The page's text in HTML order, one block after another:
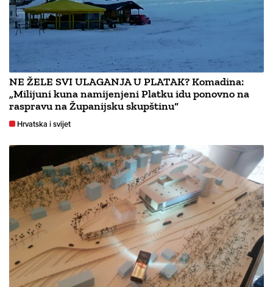
NE ŽELE SVI ULAGANJA U PLATAK? Komadina:
„Milijuni kuna namijenjeni Platku idu ponovno na
raspravu na Županijsku skupštinu“
Hrvatska i svijet